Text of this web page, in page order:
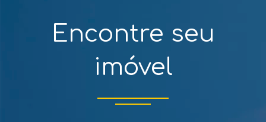
Encontre seu
imóvel